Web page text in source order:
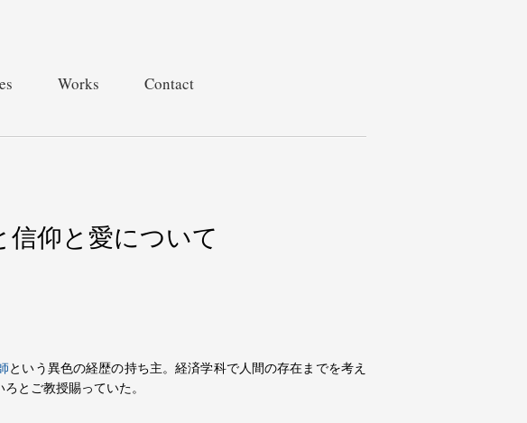
Works Contact
信仰と愛について
という異色の経歴の持ち主。経済学科で人間の存在までを考え
とご教授賜っていた。